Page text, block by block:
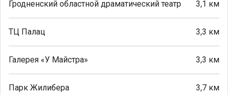
Гродненский областной драматический театр 3,1 км
ТЦ Палац 3,3 км
Галерея «У Майстра» 3,3 км
Парк Жилибера 3,7 км